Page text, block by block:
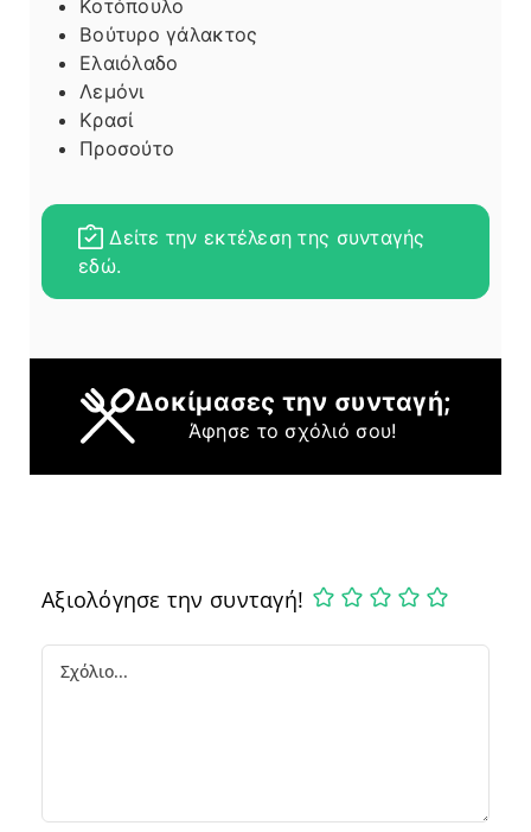
Κοτόπουλο
Βούτυρο γάλακτος
Ελαιόλαδο
Λεμόνι
Κρασί
Προσούτο
Δείτε την εκτέλεση της συνταγής
εδώ.
Δοκίμασες την συνταγή;
Άφησε το σχόλιό σου!
Αξιολόγησε την συνταγή!
Comment